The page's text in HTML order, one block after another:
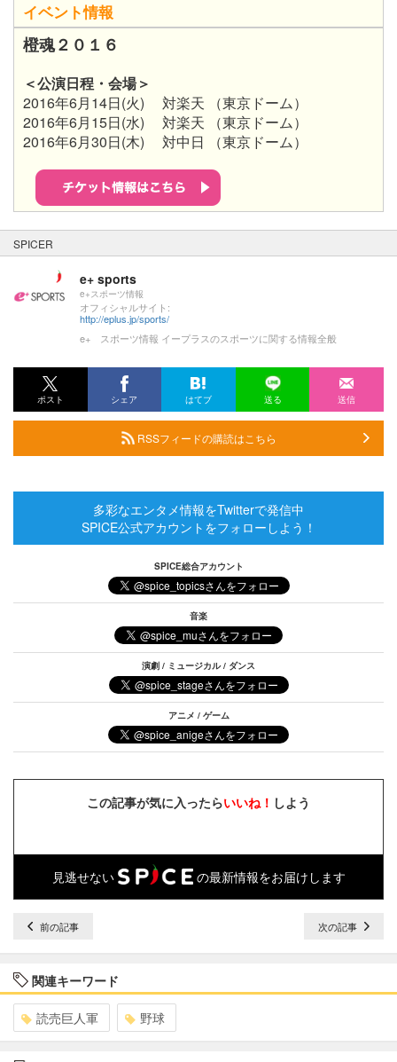
イベント情報
橙魂２０１６
＜公演日程・会場＞
2016年6月14日(火) 対楽天 （東京ドーム）
2016年6月15日(水) 対楽天 （東京ドーム）
2016年6月30日(木) 対中日 （東京ドーム）
SPICER
e+ sports
e+スポーツ情報
オフィシャルサイト:
http://eplus.jp/sports/
e+ スポーツ情報 イープラスのスポーツに関する情報全般
ポスト シェア はてブ 送る 送信
RSSフィードの購読はこちら
多彩なエンタメ情報をTwitterで発信中
SPICE公式アカウントをフォローしよう！
SPICE総合アカウント
音楽
演劇 / ミュージカル / ダンス
アニメ / ゲーム
この記事が気に入ったらいいね！ しよう
見逃せない の最新情報をお届けします
前の記事 次の記事
関連キーワード
読売巨人軍 野球